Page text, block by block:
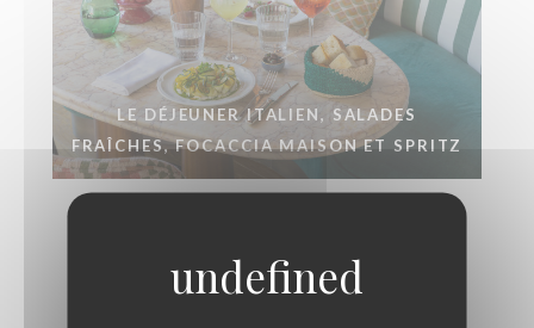
LE DÉJEUNER ITALIEN, SALADES
FRAÎCHES, FOCACCIA MAISON ET SPRITZ
Intérieur